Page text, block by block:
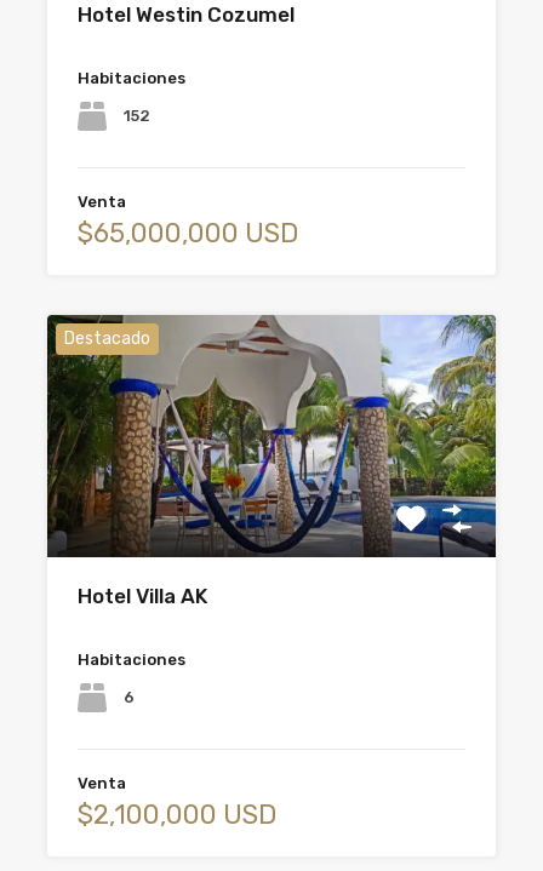
Hotel Westin Cozumel
Habitaciones
152
Venta
$65,000,000 USD
Destacado
Hotel Villa AK
Habitaciones
6
Venta
$2,100,000 USD